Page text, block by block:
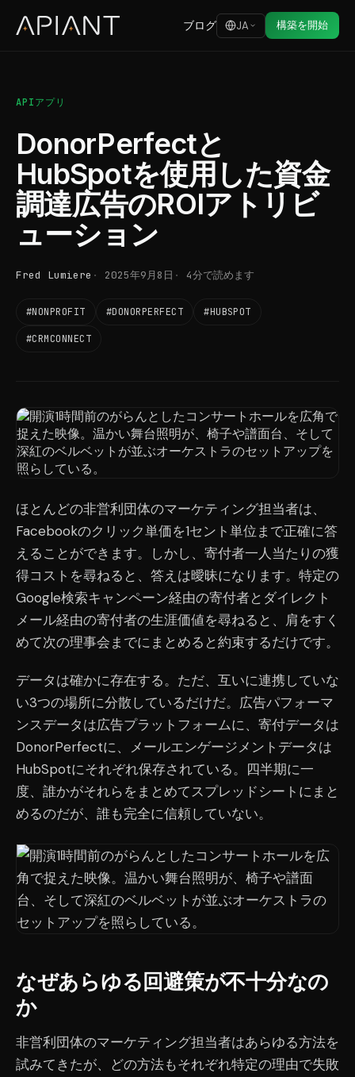
ブログ JA 構築を開始
APIアプリ
DonorPerfectと
HubSpotを使用した資金
調達広告のROIアトリビ
ューション
Fred Lumiere 2025年9月8日 4分で読めます
#NONPROFIT #DONORPERFECT #HUBSPOT
#CRMCONNECT
ほとんどの非営利団体のマーケティング担当者は、
Facebookのクリック単価を1セント単位まで正確に答
えることができます。しかし、寄付者一人当たりの獲
得コストを尋ねると、答えは曖昧になります。特定の
Google検索キャンペーン経由の寄付者とダイレクト
メール経由の寄付者の生涯価値を尋ねると、肩をすく
めて次の理事会までにまとめると約束するだけです。
データは確かに存在する。ただ、互いに連携していな
い3つの場所に分散しているだけだ。広告パフォーマ
ンスデータは広告プラットフォームに、寄付データは
DonorPerfectに、メールエンゲージメントデータは
HubSpotにそれぞれ保存されている。四半期に一
度、誰かがそれらをまとめてスプレッドシートにまと
めるのだが、誰も完全に信頼していない。
なぜあらゆる回避策が不十分なの
か
非営利団体のマーケティング担当者はあらゆる方法を
試みてきたが、どの方法もそれぞれ特定の理由で失敗